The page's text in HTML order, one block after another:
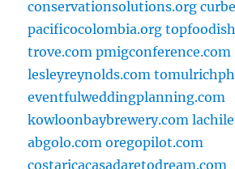
conservationsolutions.org
pacificocolombia.org
trove.com pmigconference.com
lesleyreynolds.com
eventfulweddingplanning.com
kowloonbaybrewery.com
abgolo.com oregopilot.com
costaricacasadaretodream.com